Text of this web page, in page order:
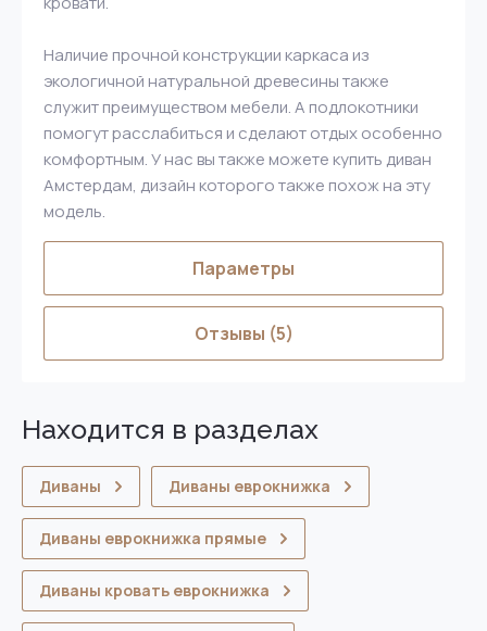
Наличие прочной конструкции каркаса из
экологичной натуральной древесины также
служит преимуществом мебели. А подлокотники
помогут расслабиться и сделают отдых особенно
комфортным. У нас вы также можете купить диван
Амстердам, дизайн которого также похож на эту
модель.
Параметры
Отзывы (5)
Находится в разделах
Диваны Диваны еврокнижка
Диваны еврокнижка прямые
Диваны кровать еврокнижка